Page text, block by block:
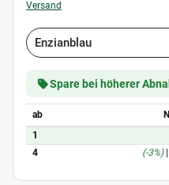
Versand
Enzianblau
Spare bei höherer
ab
1
4
(-3%)